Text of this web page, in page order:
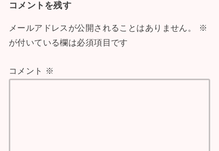
コメントを残す
メールアドレスが公開されることはありません。
※
が付いている欄は必須項目です
コメント ※